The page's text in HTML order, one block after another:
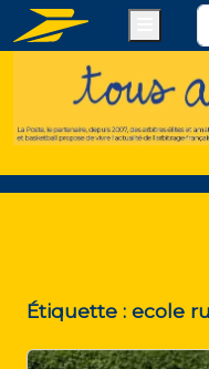
Étiquette : ecole